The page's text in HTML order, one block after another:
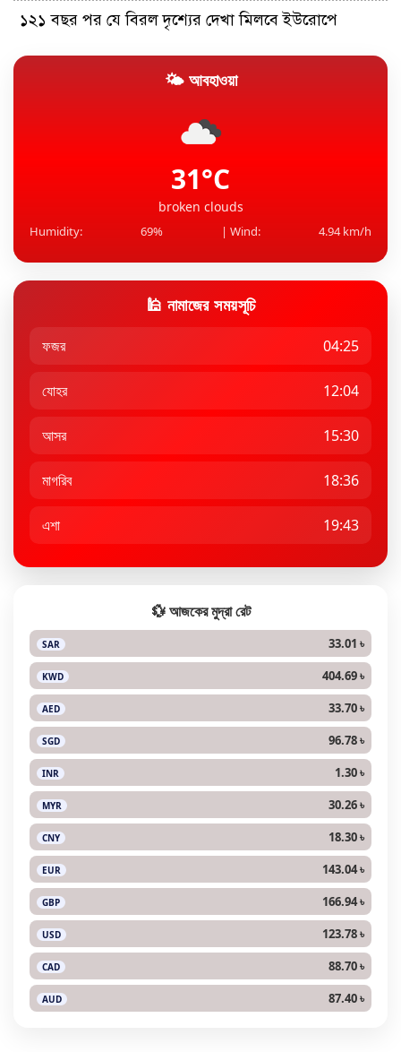
১২১ বছর পর যে বিরল দৃশ্যের দেখা মিলবে ইউরোপে
আঙুলের গিঁট ফোটানোর অভ্যাস কি সত্যিই ক্ষতিকর?
টাইফুন ডলফিনের আঘাতের আশঙ্কা, চীনে বাতিল ১৪০০
🌤 আবহাওয়া
31°C
broken clouds
Humidity: 69% | Wind: 4.94 km/h
🕌 নামাজের সময়সূচি
ফজর 04:25
যোহর 12:04
আসর 15:30
মাগরিব 18:36
এশা 19:43
💱 আজকের মুদ্রা রেট
SAR 33.01 ৳
KWD 404.69 ৳
AED 33.70 ৳
SGD 96.78 ৳
INR 1.30 ৳
MYR 30.26 ৳
CNY 18.30 ৳
EUR 143.04 ৳
GBP 166.94 ৳
USD 123.78 ৳
CAD 88.70 ৳
AUD 87.40 ৳